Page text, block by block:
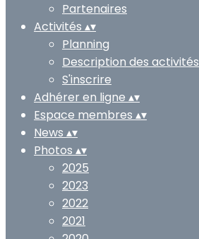
Partenaires
Activités ▴▾
Planning
Description des activités
S'inscrire
Adhérer en ligne ▴▾
Espace membres ▴▾
News ▴▾
Photos ▴▾
2025
2023
2022
2021